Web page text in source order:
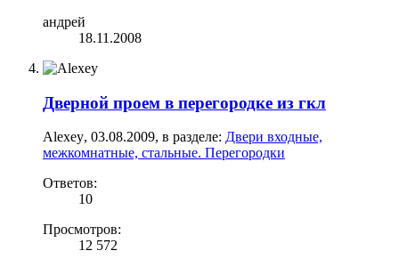
андрей
18.11.2008
Дверной проем в перегородке из гкл
Alexey, 03.08.2009, в разделе: Двери входные,
межкомнатные, стальные. Перегородки
Ответов:
10
Просмотров:
12 572